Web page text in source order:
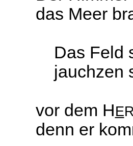
das Meer
Das Feld
jauchzen
vor dem HE
denn er